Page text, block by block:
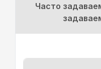
Часто